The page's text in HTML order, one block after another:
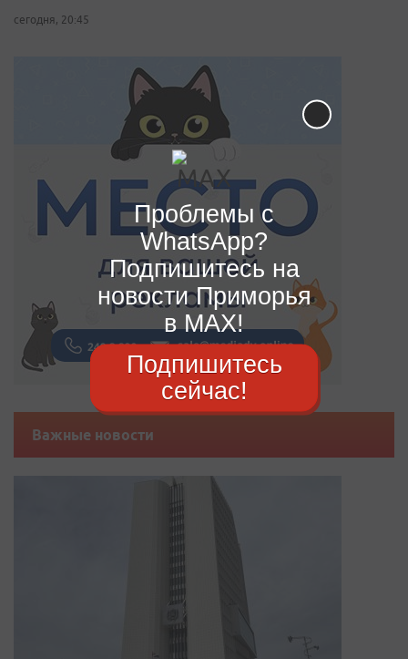
сегодня, 20:45
Важные новости
Проблемы с
WhatsApp?
Подпишитесь на
новости Приморья
в MAX!
Подпишитесь
сейчас!